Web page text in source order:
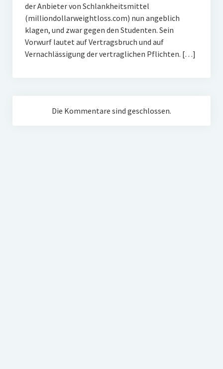
der Anbieter von Schlankheitsmittel
(milliondollarweightloss.com) nun angeblich
klagen, und zwar gegen den Studenten. Sein
Vorwurf lautet auf Vertragsbruch und auf
Vernachlässigung der vertraglichen Pflichten. […]
Die Kommentare sind geschlossen.